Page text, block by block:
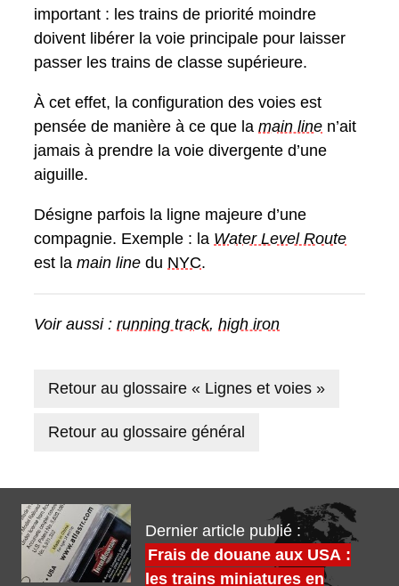
important : les trains de priorité moindre
doivent libérer la voie principale pour laisser
passer les trains de classe supérieure.
À cet effet, la configuration des voies est
pensée de manière à ce que la main line n’ait
jamais à prendre la voie divergente d’une
aiguille.
Désigne parfois la ligne majeure d’une
compagnie. Exemple : la Water Level Route
est la main line du NYC.
Voir aussi : running track, high iron
Retour au glossaire « Lignes et voies »
Retour au glossaire général
Dernier article publié :
Frais de douane aux USA :
les trains miniatures en